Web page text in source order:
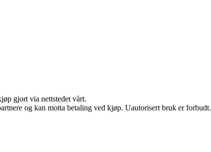
gjort via nettstedet vårt.
og kan motta betaling ved kjøp. Uautorisert bruk er forbudt.